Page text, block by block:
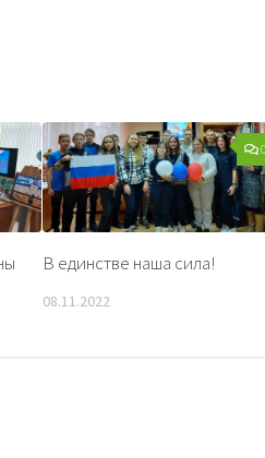
0
В единстве наша сила!
08.11.2022